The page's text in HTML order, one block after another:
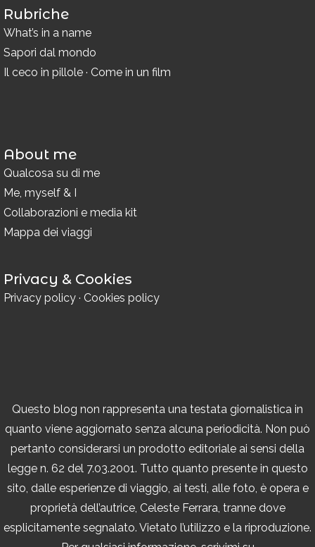
Rubriche
What’s in a name
Sapori dal mondo
Il ceco in pillole · Come in un film
About me
Qualcosa su di me
Me, myself & I
Collaborazioni e media kit
Mappa dei viaggi
Privacy & Cookies
Privacy policy · Cookies policy
Questo blog non rappresenta una testata giornalistica in
quanto viene aggiornato senza alcuna periodicità. Non può
pertanto considerarsi un prodotto editoriale ai sensi della
legge n. 62 del 7.03.2001. Tutto quanto presente in questo
sito, dalle esperienze di viaggio, ai testi, alle foto, è opera e
proprietà dell’autrice, Celeste Ferrara, tranne dove
esplicitamente segnalato. Vietato l’utilizzo e la riproduzione.